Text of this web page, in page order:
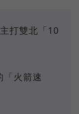
打雙北「10
「火箭速